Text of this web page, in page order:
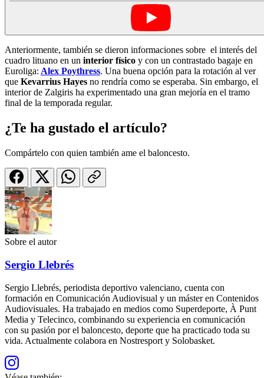
Anteriormente, también se dieron informaciones sobre el interés del
cuadro lituano en un interior físico y con un contrastado bagaje en
Euroliga: Alex Poythress. Una buena opción para la rotación al ver
que Kevarrius Hayes no rendría como se esperaba. Sin embargo, el
interior de Zalgiris ha experimentado una gran mejoría en el tramo
final de la temporada regular.
¿Te ha gustado el artículo?
Compártelo con quien también ame el baloncesto.
Sobre el autor
Sergio Llebrés
Sergio Llebrés, periodista deportivo valenciano, cuenta con
formación en Comunicación Audiovisual y un máster en Contenidos
Audiovisuales. Ha trabajado en medios como Superdeporte, À Punt
Media y Telecinco, combinando su experiencia en comunicación
con su pasión por el baloncesto, deporte que ha practicado toda su
vida. Actualmente colabora en Nostresport y Solobasket.